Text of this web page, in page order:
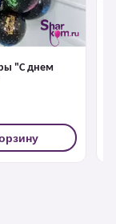
"С днем